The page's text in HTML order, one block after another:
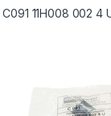
11H008 002 4